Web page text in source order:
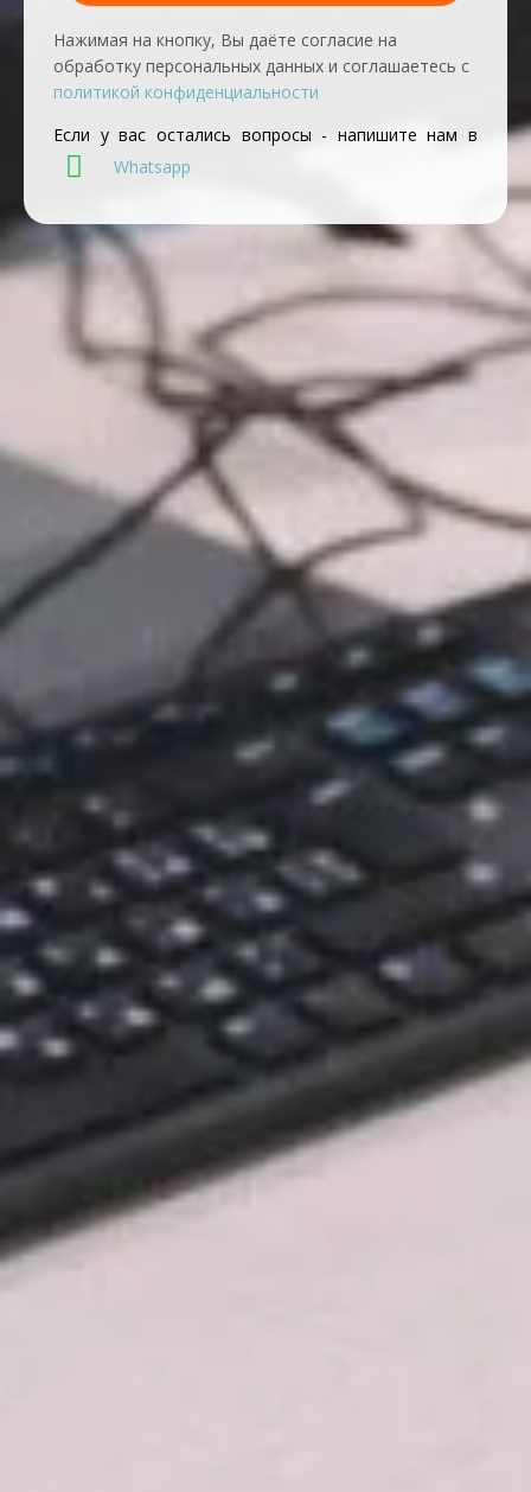
Нажимая на кнопку, Вы даёте согласие на
обработку персональных данных и соглашаетесь с
политикой конфиденциальности
Если у вас остались вопросы - напишите нам в
Whatsapp